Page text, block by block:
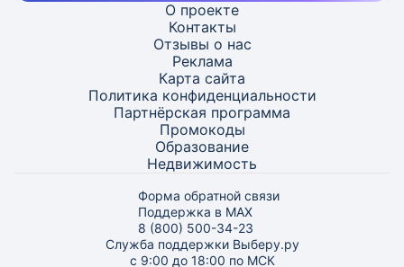
О проекте
Контакты
Отзывы о нас
Реклама
Карта сайта
Политика конфиденциальности
Партнёрская программа
Промокоды
Образование
Недвижимость
Форма обратной связи
Поддержка в MAX
8 (800) 500-34-23
Служба поддержки Выберу.ру
с 9:00 до 18:00 по МСК